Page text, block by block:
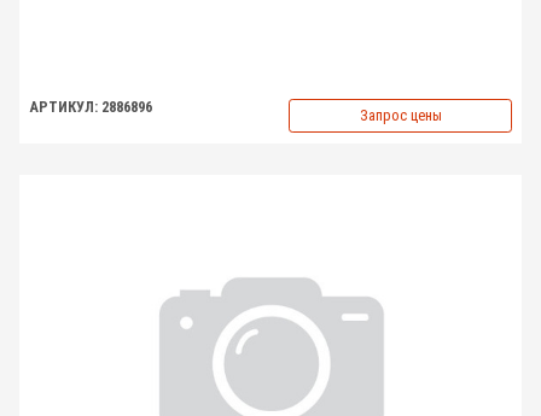
АРТИКУЛ: 2886896 Запрос цены